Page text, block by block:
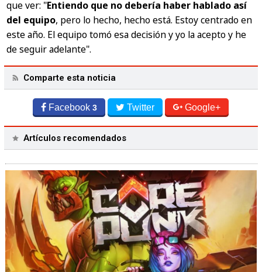
que ver: "Entiendo que no debería haber hablado así
del equipo, pero lo hecho, hecho está. Estoy centrado en
este año. El equipo tomó esa decisión y yo la acepto y he
de seguir adelante".
Comparte esta noticia
Facebook3 Twitter Google+
Artículos recomendados